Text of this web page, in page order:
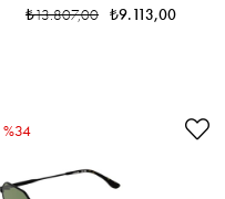
₺9.113,00
₺13.807,00
%34